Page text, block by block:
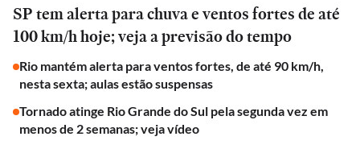
SP tem alerta para chuva e ventos fortes de até
100 km/h hoje; veja a previsão do tempo
Rio mantém alerta para ventos fortes, de até 90 km/h,
nesta sexta; aulas estão suspensas
Tornado atinge Rio Grande do Sul pela segunda vez em
menos de 2 semanas; veja vídeo